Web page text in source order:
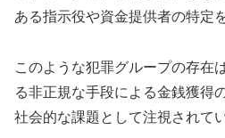
ある指示役や資金提供者の特定
このような犯罪グループの存在
る非正規な手段による金銭獲得
社会的な課題として注視されて